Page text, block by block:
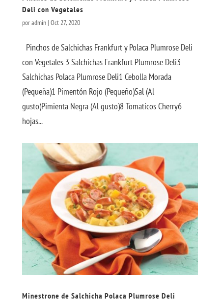
Deli con Vegetales
poradmin| Oct 27, 2020
Pinchos de Salchichas Frankfurt y Polaca Plumrose Deli
con Vegetales 3 Salchichas Frankfurt Plumrose Deli3
Salchichas Polaca Plumrose Deli1 Cebolla Morada
(Pequeña)1 Pimentón Rojo (Pequeño)Sal (Al
gusto)Pimienta Negra (Al gusto)8 Tomaticos Cherry6
hojas...
Minestrone de Salchicha Polaca Plumrose Deli